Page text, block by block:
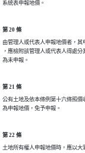
第 20 條
由管理人或代表人申報地價者，
，應檢附該管理人或代表人得處
第 21 條
公有土地及依本條例第十六條照
第 22 條
土地所有權人申報地價時，應以